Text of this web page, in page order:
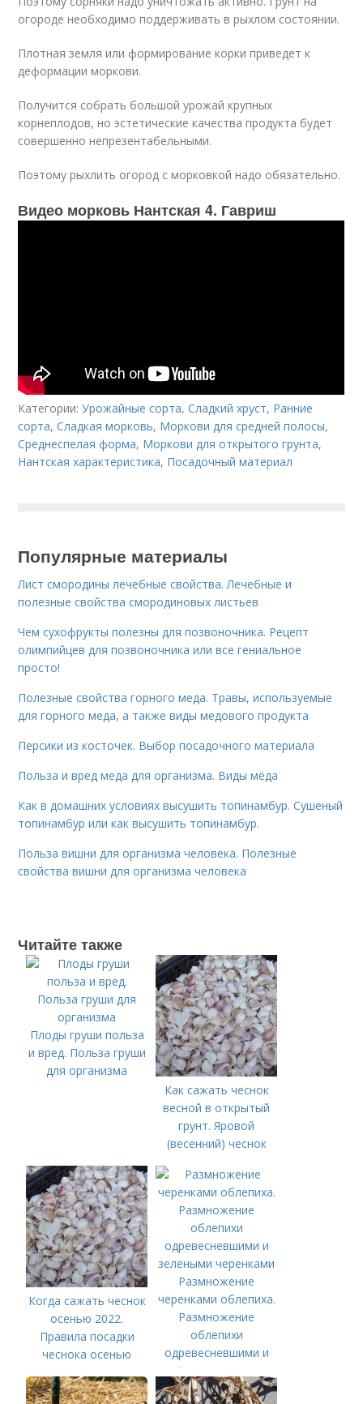
огороде необходимо поддерживать в рыхлом состоянии.
Плотная земля или формирование корки приведет к
деформации моркови.
Получится собрать большой урожай крупных
корнеплодов, но эстетические качества продукта будет
совершенно непрезентабельными.
Поэтому рыхлить огород с морковкой надо обязательно.
Видео морковь Нантская 4. Гавриш
Категории:Урожайные сорта,Сладкий хруст, Ранние
сорта,Сладкая морковь, Моркови для средней полосы,
Среднеспелая форма, Моркови для открытого грунта,
Нантская характеристика, Посадочный материал
Популярные материалы
Лист смородины лечебные свойства. Лечебные и
полезные свойства смородиновых листьев
Чем сухофрукты полезны для позвоночника. Рецепт
олимпийцев для позвоночника или все гениальное
просто!
Полезные свойства горного меда. Травы, используемые
для горного меда, а также виды медового продукта
Персики из косточек. Выбор посадочного материала
Польза и вред меда для организма. Виды мёда
Как в домашних условиях высушить топинамбур. Сушеный
топинамбур или как высушить топинамбур.
Польза вишни для организма человека. Полезные
свойства вишни для организма человека
Читайте также
Плоды груши польза
и вред. Польза груши
для организма
Как сажать чеснок
весной в открытый
грунт. Яровой
(весенний) чеснок
Когда сажать чеснок
осенью 2022.
Правила посадки
чеснока осенью
Размножение
черенками облепиха.
Размножение
облепихи
одревесневшими и
зелёными черенками